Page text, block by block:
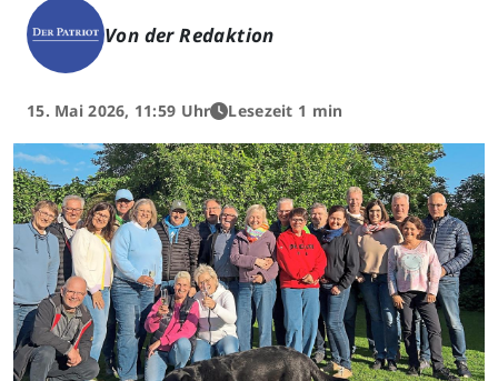
Von der Redaktion
15. Mai 2026, 11:59 Uhr Lesezeit 1 min